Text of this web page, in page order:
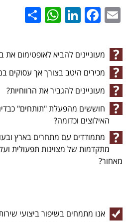
Email
Facebook
LinkedIn
מעוניינים להביא לאופטימום
מכירים היטב בצורך אך עסוקים
מעוניינים להגביר את הרווחיות?
האילוצים וכדומה?
מתמודדים עם מתחרים בארץ
מתקדמות של מצוינות תפעולית
מאחור?
אנו מתמחים בשיפור ביצועי שירות